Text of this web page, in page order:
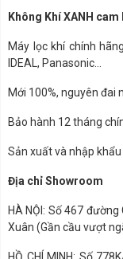
Không Khí XANH cam
Máy lọc khí chính
IDEAL, Panasonic…
Mới 100%, nguyên đai
Bảo hành 12 tháng
Sản xuất và nhập
Địa chỉ Showroom
HÀ NỘI: Số 467
Xuân (Gần cầu vượt